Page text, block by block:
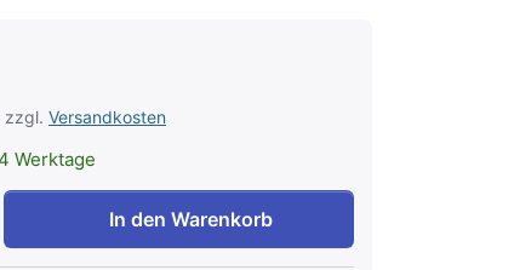
zzgl. Versandkosten
Werktage
Kleopatrabad Honig 2,5l zu 53,46 €, Menge 1.
In den Warenkorb